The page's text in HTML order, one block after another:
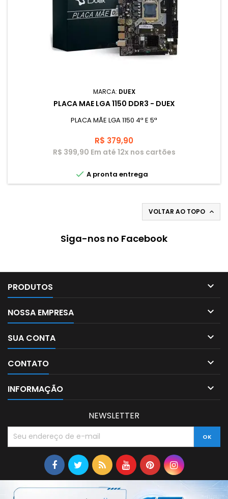
MARCA: DUEX
PLACA MAE LGA 1150 DDR3 - DUEX
PLACA MÃE LGA 1150 4ª E 5ª
Preço
R$ 379,90
R$ 399,90 Em até 12x nos cartões
 A pronta entrega
VOLTAR AO TOPO 
Siga-nos no Facebook
PRODUTOS 
NOSSA EMPRESA 
SUA CONTA 
CONTATO 
INFORMAÇÃO 
NEWSLETTER